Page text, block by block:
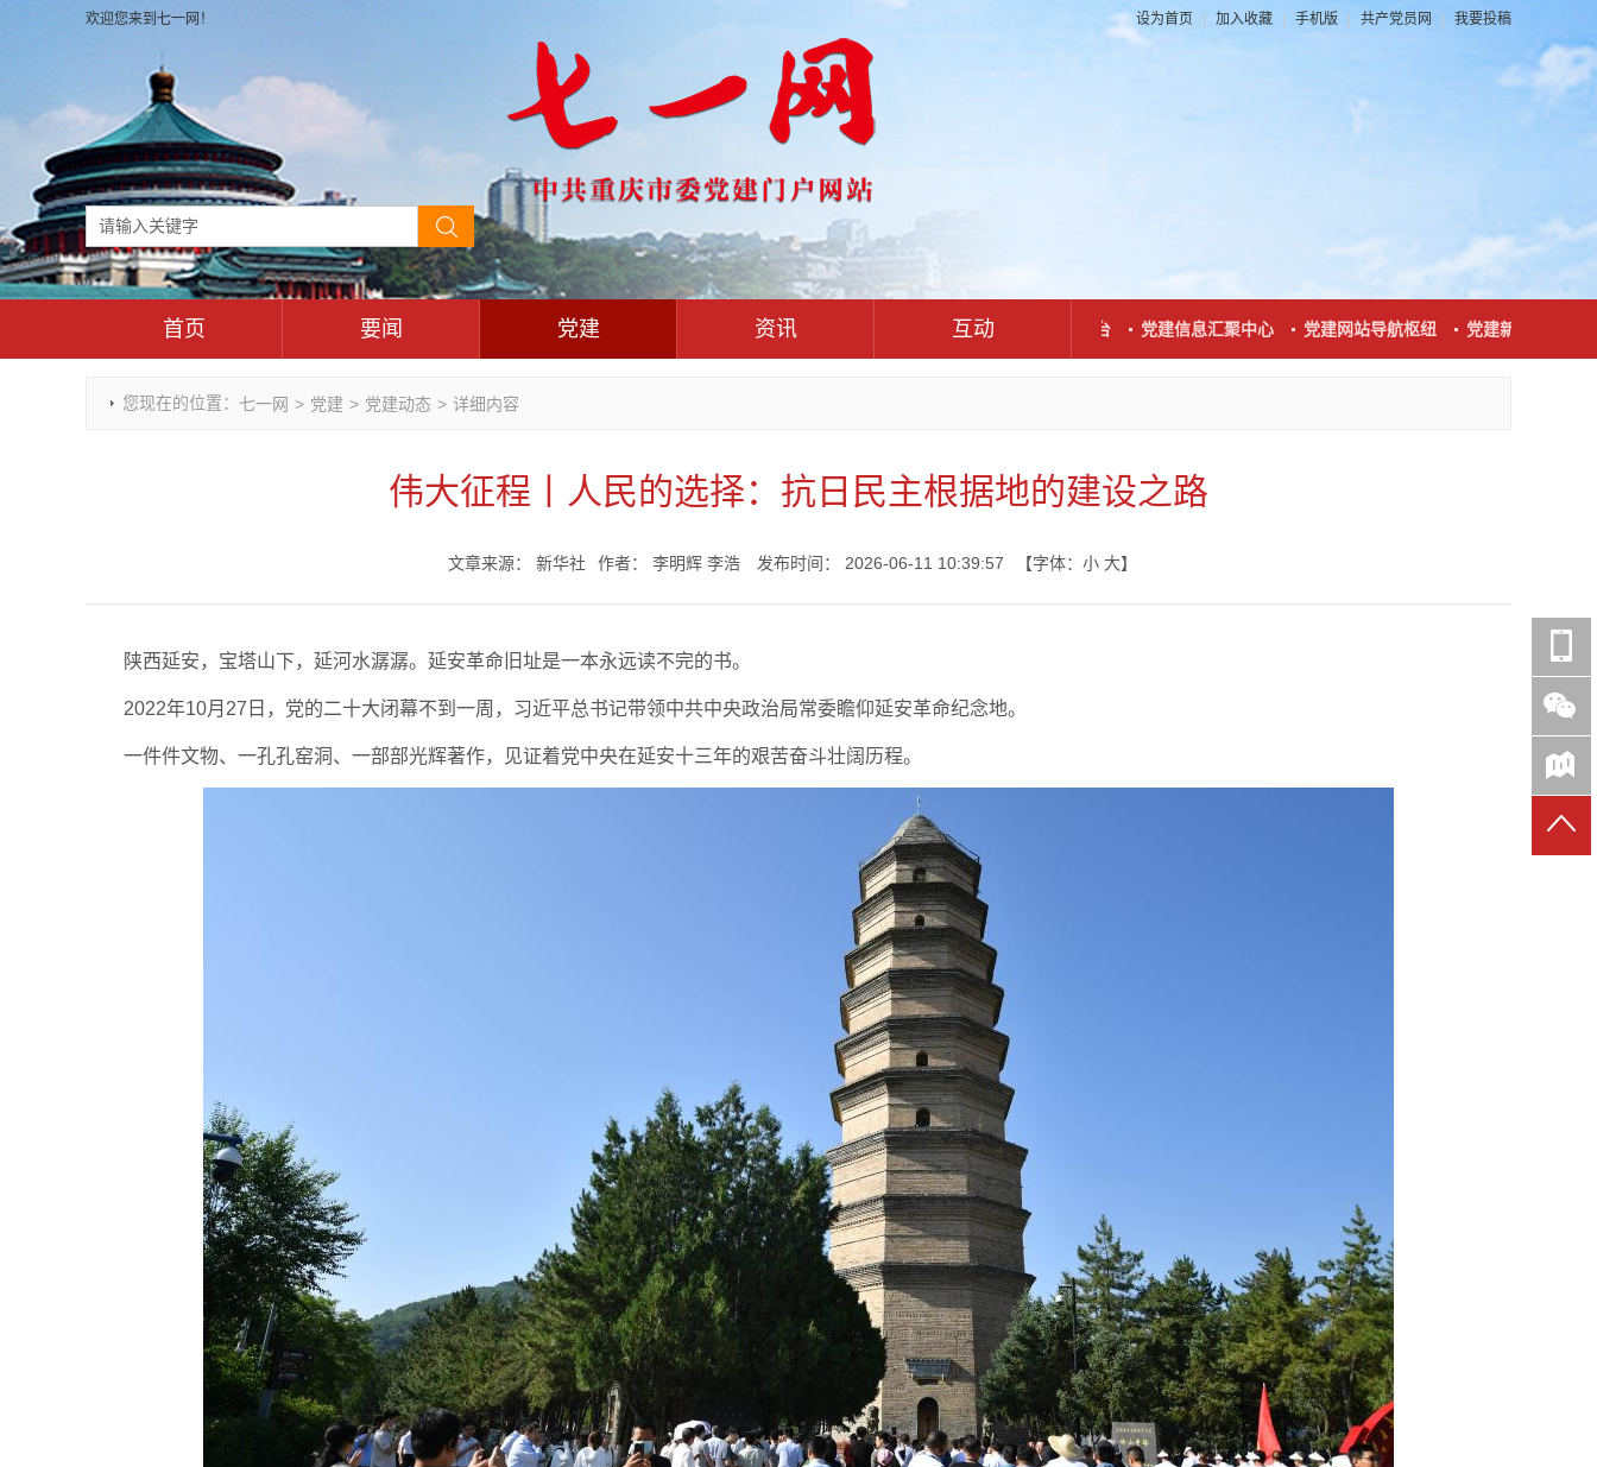
欢迎您来到七一网！ 设为首页 | 加入收藏 | 手机版 | 共产党员网 | 我要投稿
首页 要闻
重庆市领导活动报道集
理论武装
党建
基层组织建设
资讯
党务知识
七一书院
互动
党建头条微信公众号
党群联系互动平台 党建信息汇聚中心 党建网站导航枢纽 党建新闻发布窗口
您现在的位置： 七一网 > 党建 > 党建动态 > 详细内容
伟大征程丨人民的选择：抗日民主根据地的建设之路
文章来源： 新华社 作者： 李明辉 李浩 发布时间： 2026-06-11 10:39:57 【字体： 小 大】
陕西延安，宝塔山下，延河水潺潺。延安革命旧址是一本永远读不完的书。
2022年10月27日，党的二十大闭幕不到一周，习近平总书记带领中共中央政治局常委瞻仰延安革命纪念地。
一件件文物、一孔孔窑洞、一部部光辉著作，见证着党中央在延安十三年的艰苦奋斗壮阔历程。